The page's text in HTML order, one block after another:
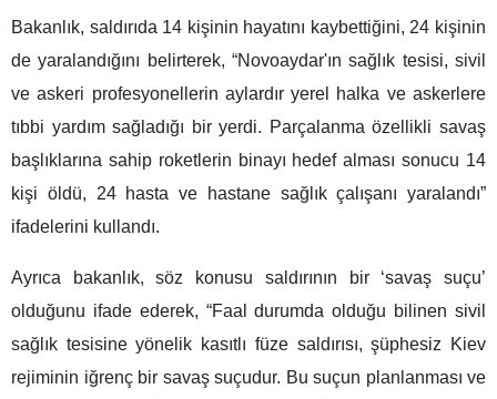
Bakanlık, saldırıda 14 kişinin hayatını kaybettiğini, 24 kişinin
de yaralandığını belirterek, “Novoaydar'ın sağlık tesisi, sivil
ve askeri profesyonellerin aylardır yerel halka ve askerlere
tıbbi yardım sağladığı bir yerdi. Parçalanma özellikli savaş
başlıklarına sahip roketlerin binayı hedef alması sonucu 14
kişi öldü, 24 hasta ve hastane sağlık çalışanı yaralandı”
ifadelerini kullandı.
Ayrıca bakanlık, söz konusu saldırının bir ‘savaş suçu’
olduğunu ifade ederek, “Faal durumda olduğu bilinen sivil
sağlık tesisine yönelik kasıtlı füze saldırısı, şüphesiz Kiev
rejiminin iğrenç bir savaş suçudur. Bu suçun planlanması ve